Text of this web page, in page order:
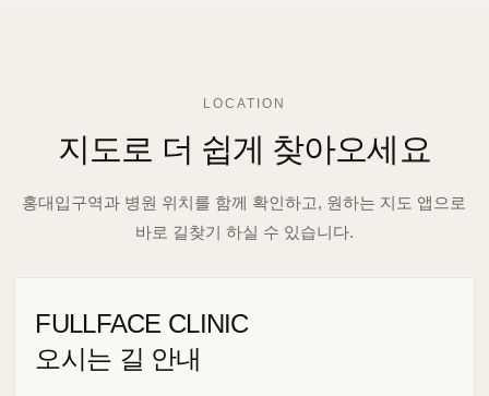
LOCATION
지도로 더 쉽게 찾아오세요
홍대입구역과 병원 위치를 함께 확인하고, 원하는 지도 앱으로
바로 길찾기 하실 수 있습니다.
FULLFACE CLINIC
오시는 길 안내